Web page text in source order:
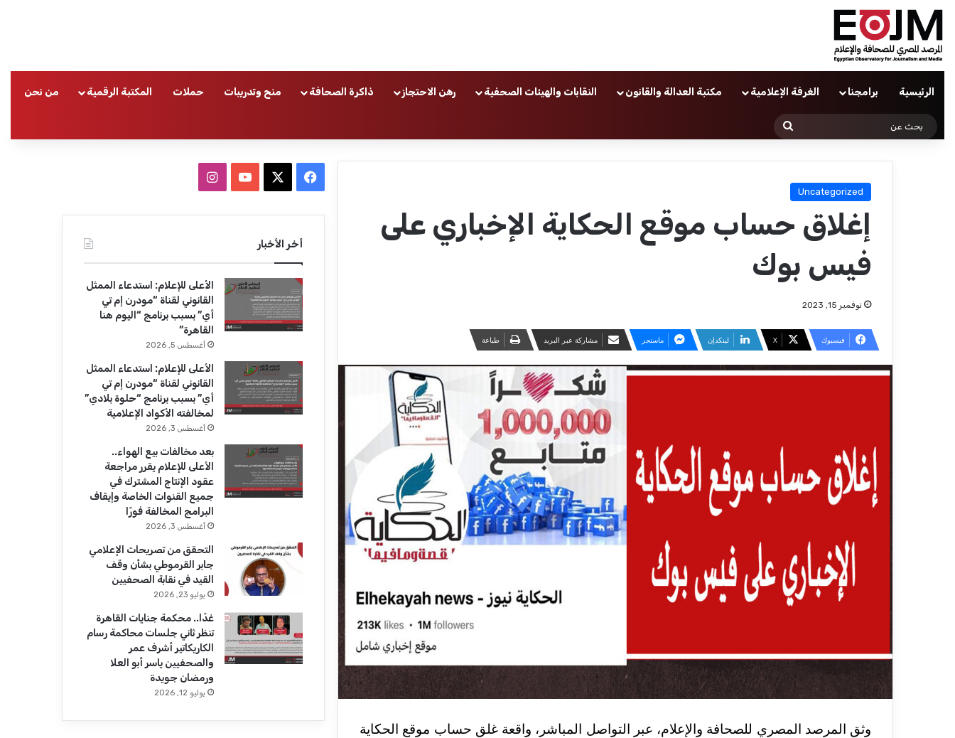
الرئيسية برامجنا الغرفة الإعلامية مكتبة العدالة والقانون النقابات والهيئات الصحفية رهن الاحتجاز ذاكرة الصحافة منح وتدريبات حملات المكتبة الرقمية من نحن
Uncategorized
إغلاق حساب موقع الحكاية الإخباري على
فيس بوك
نوفمبر 15, 2023
فيسبوك ‫X لينكدإن ماسنجر مشاركة عبر البريد طباعة
وثق المرصد المصري للصحافة والإعلام، عبر التواصل المباشر، واقعة غلق حساب موقع الحكاية
ب
و
ك
u
T
u
e
ا
ت
ق
ر
ا
م
أخر الأخبار
الأعلى للإعلام: استدعاء الممثل
القانوني لقناة “مودرن إم تي
أي” بسبب برنامج “اليوم هنا
القاهرة”
أغسطس 5, 2026
الأعلى للإعلام: استدعاء الممثل
القانوني لقناة “مودرن إم تي
أي” بسبب برنامج “حلوة بلادي”
لمخالفته الأكواد الإعلامية
أغسطس 3, 2026
بعد مخالفات بيع الهواء..
الأعلى للإعلام يقرر مراجعة
عقود الإنتاج المشترك في
جميع القنوات الخاصة وإيقاف
البرامج المخالفة فورًا
أغسطس 3, 2026
التحقق من تصريحات الإعلامي
جابر القرموطي بشأن وقف
القيد في نقابة الصحفيين
يوليو 23, 2026
غدًا.. محكمة جنايات القاهرة
تنظر ثاني جلسات محاكمة رسام
الكاريكاتير أشرف عمر
والصحفيين ياسر أبو العلا
ورمضان جويدة
يوليو 12, 2026